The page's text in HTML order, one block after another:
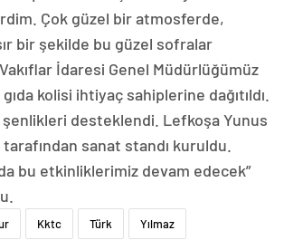
Çok güzel bir atmosferde,
bir şekilde bu güzel sofralar
İdaresi Genel Müdürlüğümüz
kolisi ihtiyaç sahiplerine dağıtıldı.
şenlikleri desteklendi. Lefkoşa Yunus
sanat standı kuruldu.
bu etkinliklerimiz devam edecek”
Kktc Türk Yılmaz